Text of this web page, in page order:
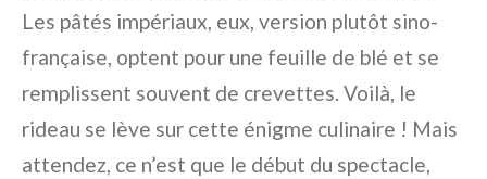
Les pâtés impériaux, eux, version plutôt sino-
française, optent pour une feuille de blé et se
remplissent souvent de crevettes. Voilà, le
rideau se lève sur cette énigme culinaire ! Mais
attendez, ce n’est que le début du spectacle,